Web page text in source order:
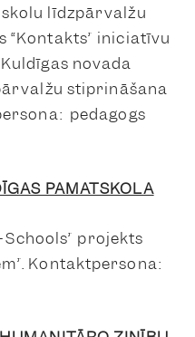
līdzpārvalžu
iniciatīvu
novada
stiprināšana
pedagogs
PAMATSKOLA
Schools” projekts
Kontaktpersona: